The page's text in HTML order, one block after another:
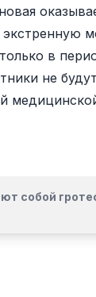
в
не
собой